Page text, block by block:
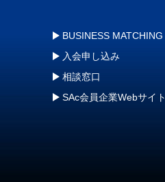
BUSINESS MATCHING
入会申し込み
相談窓口
SAc会員企業Webサイト